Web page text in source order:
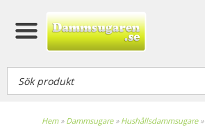
Hem» Dammsugare» Hushållsdammsugare»